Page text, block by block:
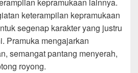
kepramukaan lainnya.
keterampilan kepramukaan
segenap karakter yang justru
Pramuka mengajarkan
semangat pantang menyerah,
royong.